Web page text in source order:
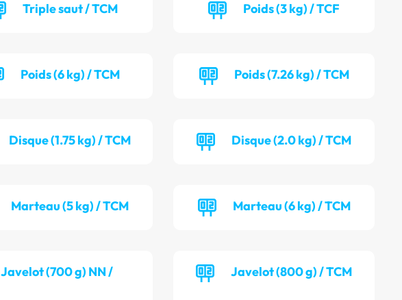
Triple saut / TCM Poids (3 kg) / TCF
Poids (6 kg) / TCM Poids (7.26 kg) / TCM
Disque (1.75 kg) / TCM Disque (2.0 kg) / TCM
Marteau (5 kg) / TCM Marteau (6 kg) / TCM
Javelot (700 g) NN /
Javelot (800 g) / TCM